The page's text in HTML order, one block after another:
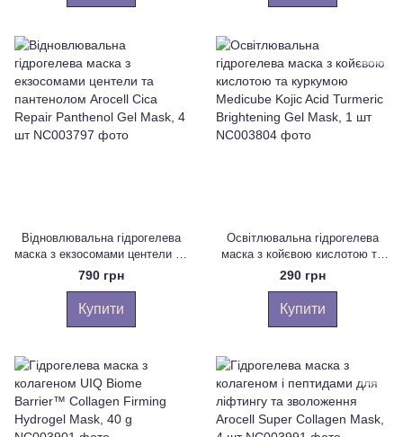
Відновлювальна гідрогелева
маска з екзосомами центели та
пантенолом Arocell Cica Repair
Panthenol Gel Mask, 4 шт
790 грн
Купити
Освітлювальна гідрогелева
маска з койєвою кислотою та
куркумою Medicube Kojic Acid
Turmeric Brightening Gel Mask,
1 шт
290 грн
Купити